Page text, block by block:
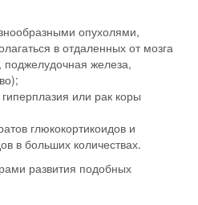
опухолями,
в отдаленных от мозга
поджелудочная железа,
или рак коры
глюкокортикоидов и
в больших количествах.
развития подобных